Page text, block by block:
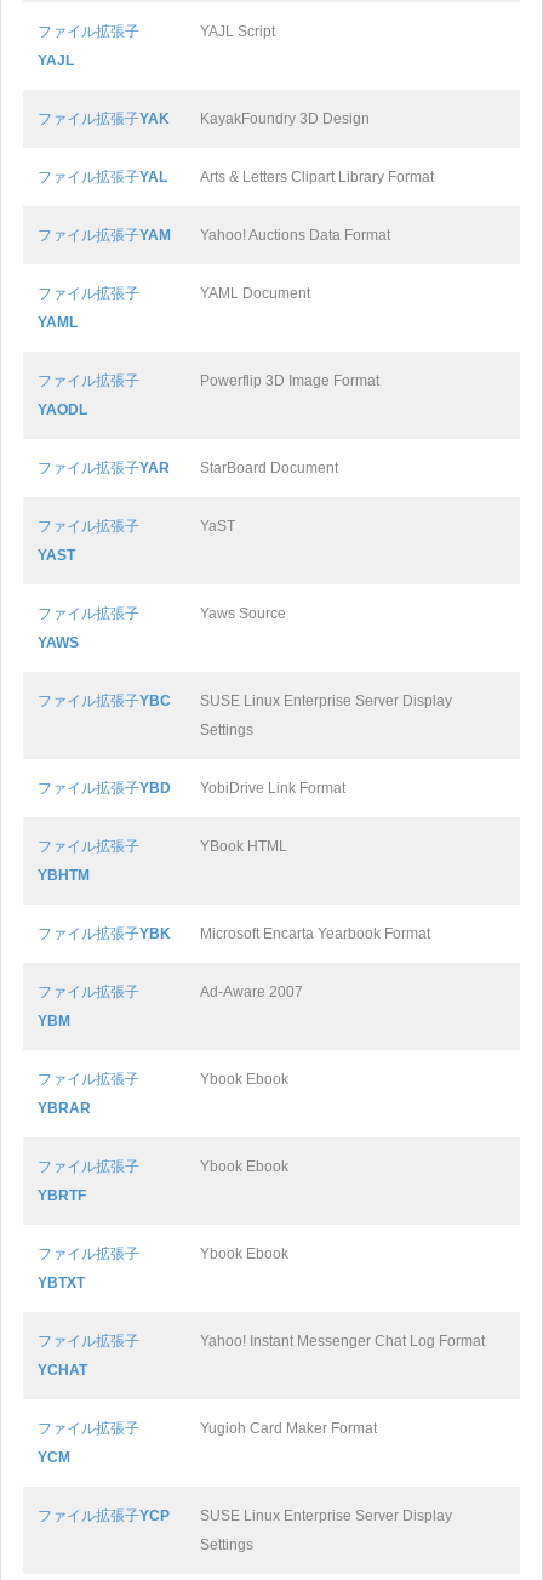
ファイル拡張子
YAJL
YAJL Script
ファイル拡張子YAK KayakFoundry 3D Design
ファイル拡張子YAL Arts & Letters Clipart Library Format
ファイル拡張子YAM Yahoo! Auctions Data Format
ファイル拡張子
YAML
YAML Document
ファイル拡張子
YAODL
Powerflip 3D Image Format
ファイル拡張子YAR StarBoard Document
ファイル拡張子
YAST
YaST
ファイル拡張子
YAWS
Yaws Source
ファイル拡張子YBC
SUSE Linux Enterprise Server Display
Settings
ファイル拡張子YBD YobiDrive Link Format
ファイル拡張子
YBHTM
YBook HTML
ファイル拡張子YBK Microsoft Encarta Yearbook Format
ファイル拡張子
YBM
Ad-Aware 2007
ファイル拡張子
YBRAR
Ybook Ebook
ファイル拡張子
YBRTF
Ybook Ebook
ファイル拡張子
YBTXT
Ybook Ebook
ファイル拡張子
YCHAT
Yahoo! Instant Messenger Chat Log Format
ファイル拡張子
YCM
Yugioh Card Maker Format
ファイル拡張子YCP
SUSE Linux Enterprise Server Display
Settings